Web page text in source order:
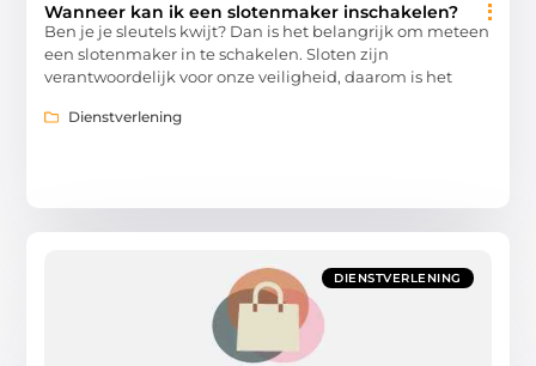
Wanneer kan ik een slotenmaker inschakelen?
Ben je je sleutels kwijt? Dan is het belangrijk om meteen
een slotenmaker in te schakelen. Sloten zijn
verantwoordelijk voor onze veiligheid, daarom is het
Dienstverlening
DIENSTVERLENING